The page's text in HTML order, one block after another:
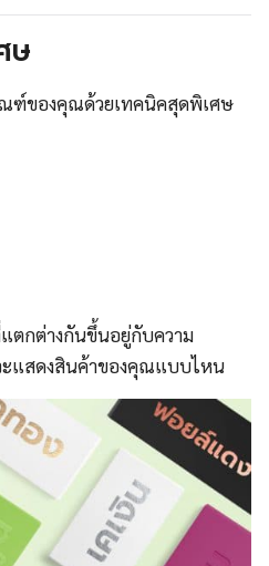
ษ
ฑ์ของคุณด้วยเทคนิคสุดพิเศษ
ตกต่างกันขึ้นอยู่กับความ
ะแสดงสินค้าของคุณแบบไหน